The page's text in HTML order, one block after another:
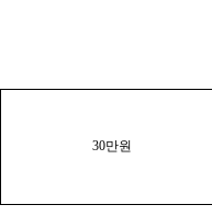
30만원